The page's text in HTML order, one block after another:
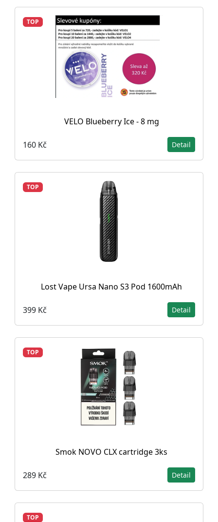
TOP
VELO Blueberry Ice - 8 mg
160 Kč Detail
TOP
Lost Vape Ursa Nano S3 Pod 1600mAh
399 Kč Detail
TOP
Smok NOVO CLX cartridge 3ks
289 Kč Detail
TOP